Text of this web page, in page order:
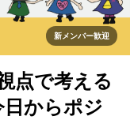
新メンバー歓迎
点で考える
日からポジ